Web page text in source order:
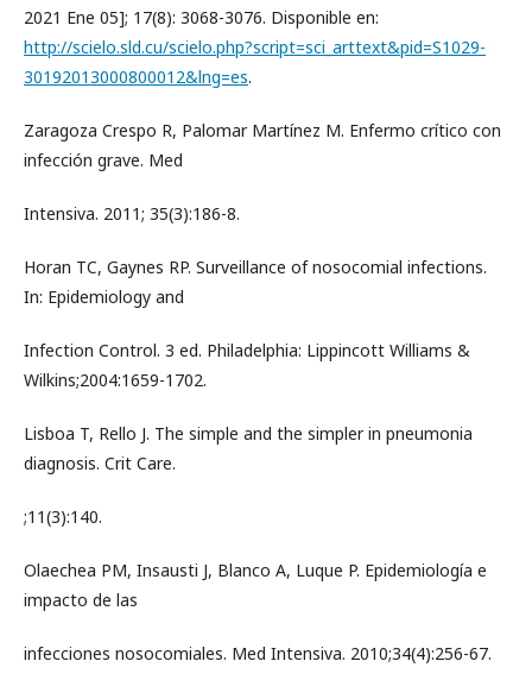
2021 Ene 05]; 17(8): 3068-3076. Disponible en:
http://scielo.sld.cu/scielo.php?script=sci_arttext&pid=S1029-
30192013000800012&lng=es.
Zaragoza Crespo R, Palomar Martínez M. Enfermo crítico con
infección grave. Med
Intensiva. 2011; 35(3):186-8.
Horan TC, Gaynes RP. Surveillance of nosocomial infections.
In: Epidemiology and
Infection Control. 3 ed. Philadelphia: Lippincott Williams &
Wilkins;2004:1659-1702.
Lisboa T, Rello J. The simple and the simpler in pneumonia
diagnosis. Crit Care.
;11(3):140.
Olaechea PM, Insausti J, Blanco A, Luque P. Epidemiología e
impacto de las
infecciones nosocomiales. Med Intensiva. 2010;34(4):256-67.